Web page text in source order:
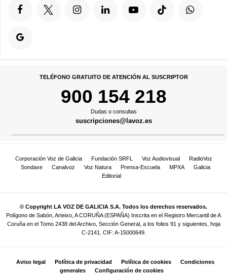
TELÉFONO GRATUITO DE ATENCIÓN AL SUSCRIPTOR
900 154 218
Dudas o consultas
suscripciones@lavoz.es
Corporación Voz de Galicia Fundación SRFL Voz Audiovisual
RadioVoz
Sondaxe
Canalvoz Voz Natura Prensa-Escuela MPXA
Galicia
Editorial
© Copyright LA VOZ DE GALICIA S.A. Todos los derechos reservados.
Polígono de Sabón, Arteixo, A CORUÑA (ESPAÑA) Inscrita en el Registro Mercantil de A
Coruña en el Tomo 2438 del Archivo, Sección General, a los folios 91 y siguientes, hoja
C-2141. CIF: A-15000649.
Aviso legal Política de privacidad Política de cookies
Condiciones
generales
Configuración de cookies